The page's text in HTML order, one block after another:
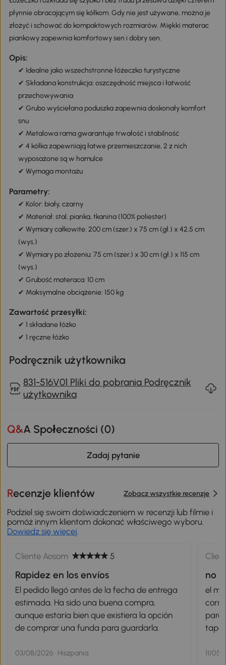
płynnie obracającym się kółkom. Gdy nie jest używane, można je
złożyć i schować do kompaktowych rozmiarów. Miękki materac
piankowy zapewnia komfortowy sen i dobry sen.
Opis:
✔ Idealne jako wszechstronne łóżeczko turystyczne
✔ Składana konstrukcja: oszczędność miejsca i łatwość
przechowywania
✔ Grubo wyściełana poduszka zapewnia doskonały komfort
snu
✔ Metalowa rama gwarantuje trwałość i stabilność
✔ 4 kółka zapewniają łatwe przemieszczanie, 2 z nich
wyposażone są w hamulce
✔ Wymaga montażu
Parametry:
✔ Kolor: biały, czarny
✔ Materiał: stal, pianka, tkanina (100% poliester)
✔ Wymiary całkowite: 200 cm (szer.) x 75 cm (gł.) x 42,5 cm
(wys.)
✔ Wymiary po złożeniu: 75 cm (szer.) x 30 cm (gł.) x 115 cm
(wys.)
✔ Grubość materaca: 10 cm
✔ Maksymalne obciążenie: 150 kg
Zawartość przesyłki:
✔ 1 składane łóżko
✔ 1 ręczne łóżko
Podręcznik użytkownika
831-516V01 Pliki do pobrania Podręcznik
użytkownika
Q&A Społeczności (0)
Zadaj pytanie
Recenzje klientów Zobacz wszystkie recenzje
Podziel się swoim doświadczeniem w recenzji lub filmie i
pomóż innym klientom dokonać właściwego wyboru.
Dowiedz się więcej
Cliente Aosom 5
Rapidez en los envíos
El pedido llegó antes de la fecha de entrega
estimada. Ha sido una buena compra,
aunque estaría bien que existiera la opción
de comprar una funda para guardarla.
03/08/2026 · Hiszpania
no
el
para
11/05/